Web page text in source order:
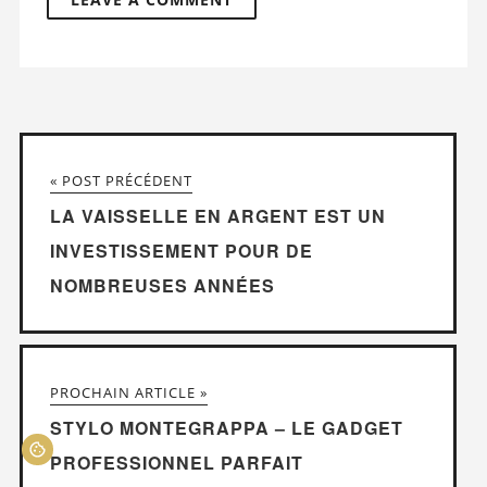
« POST PRÉCÉDENT
LA VAISSELLE EN ARGENT EST UN
INVESTISSEMENT POUR DE
NOMBREUSES ANNÉES
PROCHAIN ARTICLE »
STYLO MONTEGRAPPA – LE GADGET
PROFESSIONNEL PARFAIT